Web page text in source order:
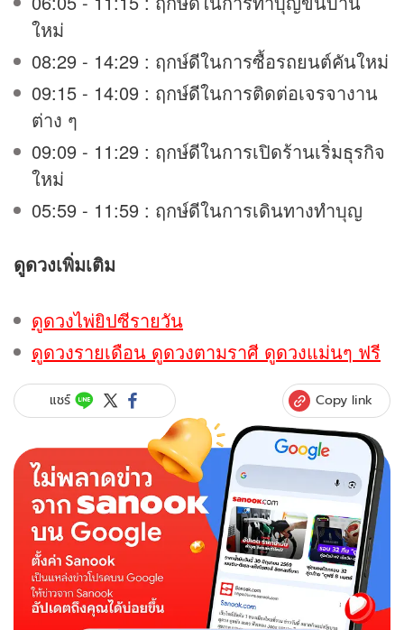
ใหม่
08:29 - 14:29 : ฤกษ์ดีในการซื้อรถยนต์คันใหม่
09:15 - 14:09 : ฤกษ์ดีในการติดต่อเจรจางาน
ต่าง ๆ
09:09 - 11:29 : ฤกษ์ดีในการเปิดร้านเริ่มธุรกิจ
ใหม่
05:59 - 11:59 : ฤกษ์ดีในการเดินทางทำบุญ
ดูดวงเพิ่มเติม
ดูดวงไพ่ยิปซีรายวัน
ดูดวงรายเดือน ดูดวงตามราศี ดูดวงแม่นๆ ฟรี
แชร์ Copy link